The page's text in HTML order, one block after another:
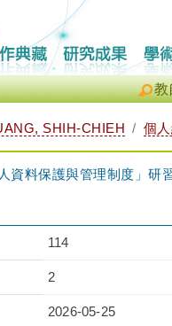
教
SHIH-CHIEH 個
資料保護與管理制度」
114
2
2026-05-25